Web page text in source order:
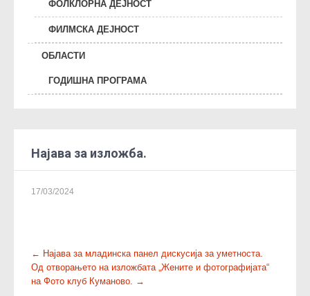
ФОЛКЛОРНА ДЕЈНОСТ
ФИЛМСКА ДЕЈНОСТ
ОБЛАСТИ
ГОДИШНА ПРОГРАМА
Најава за изложба.
17/03/2024
P
o
s
← Најава за младинска панел дискусија за уметноста.
Од отворањето на изложбата „Жените и фотографијата“
на Фото клуб Куманово. →